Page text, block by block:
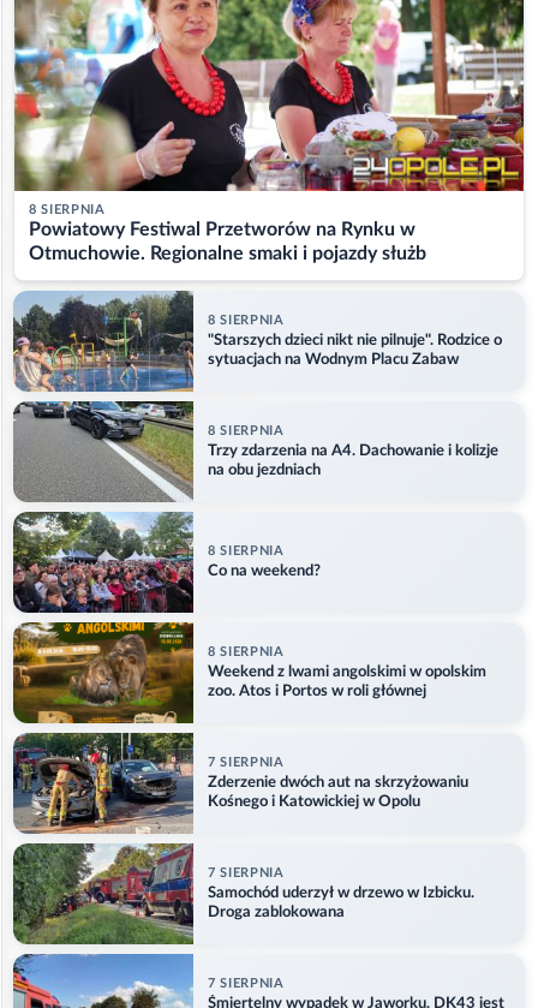
8 SIERPNIA
Powiatowy Festiwal Przetworów na Rynku w
Otmuchowie. Regionalne smaki i pojazdy służb
8 SIERPNIA
"Starszych dzieci nikt nie pilnuje". Rodzice o
sytuacjach na Wodnym Placu Zabaw
8 SIERPNIA
Trzy zdarzenia na A4. Dachowanie i kolizje
na obu jezdniach
8 SIERPNIA
Co na weekend?
8 SIERPNIA
Weekend z lwami angolskimi w opolskim
zoo. Atos i Portos w roli głównej
7 SIERPNIA
Zderzenie dwóch aut na skrzyżowaniu
Kośnego i Katowickiej w Opolu
7 SIERPNIA
Samochód uderzył w drzewo w Izbicku.
Droga zablokowana
7 SIERPNIA
Śmiertelny wypadek w Jaworku. DK43 jest